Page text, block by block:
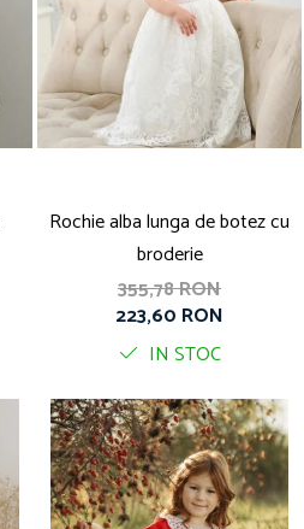
Rochie alba lunga de botez cu
broderie
355,78 RON
223,60 RON
IN STOC